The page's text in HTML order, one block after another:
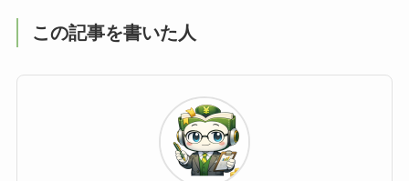
この記事を書いた人